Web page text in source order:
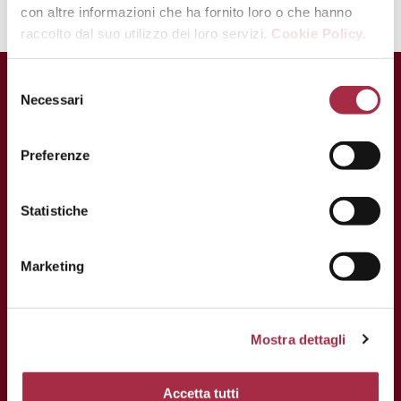
con altre informazioni che ha fornito loro o che hanno
raccolto dal suo utilizzo dei loro servizi. Cookie Policy.
Necessari
Preferenze
Statistiche
Marketing
Mostra dettagli
Accetta tutti
CONTACTOS